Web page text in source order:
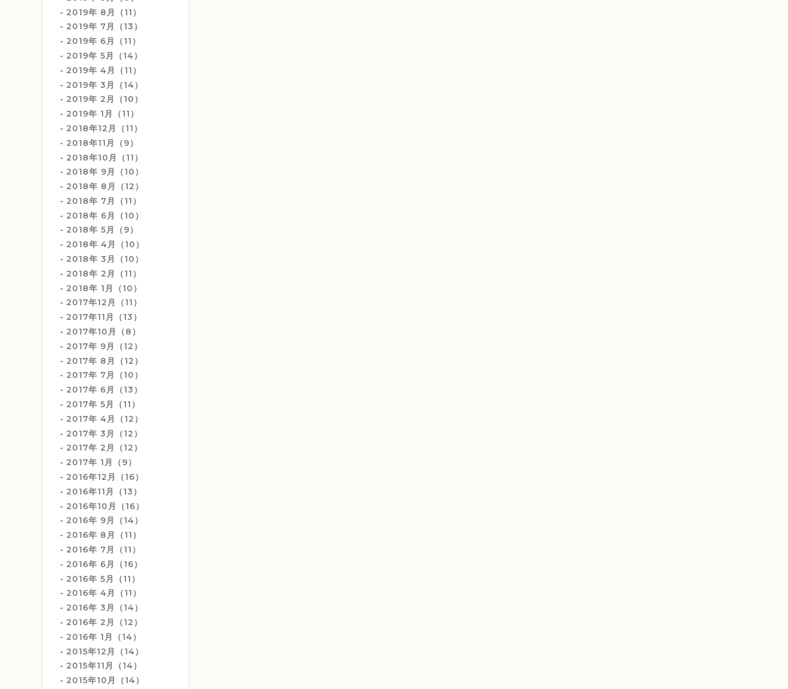
2019年 8月（11）
2019年 7月（13）
2019年 6月（11）
2019年 5月（14）
2019年 4月（11）
2019年 3月（14）
2019年 2月（10）
2019年 1月（11）
2018年12月（11）
2018年11月（9）
2018年10月（11）
2018年 9月（10）
2018年 8月（12）
2018年 7月（11）
2018年 6月（10）
2018年 5月（9）
2018年 4月（10）
2018年 3月（10）
2018年 2月（11）
2018年 1月（10）
2017年12月（11）
2017年11月（13）
2017年10月（8）
2017年 9月（12）
2017年 8月（12）
2017年 7月（10）
2017年 6月（13）
2017年 5月（11）
2017年 4月（12）
2017年 3月（12）
2017年 2月（12）
2017年 1月（9）
2016年12月（16）
2016年11月（13）
2016年10月（16）
2016年 9月（14）
2016年 8月（11）
2016年 7月（11）
2016年 6月（16）
2016年 5月（11）
2016年 4月（11）
2016年 3月（14）
2016年 2月（12）
2016年 1月（14）
2015年12月（14）
2015年11月（14）
2015年10月（14）